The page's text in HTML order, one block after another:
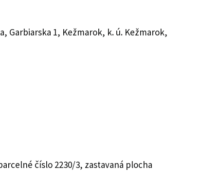
Garbiarska 1, Kežmarok, k. ú. Kežmarok,
číslo 2230/3, zastavaná plocha